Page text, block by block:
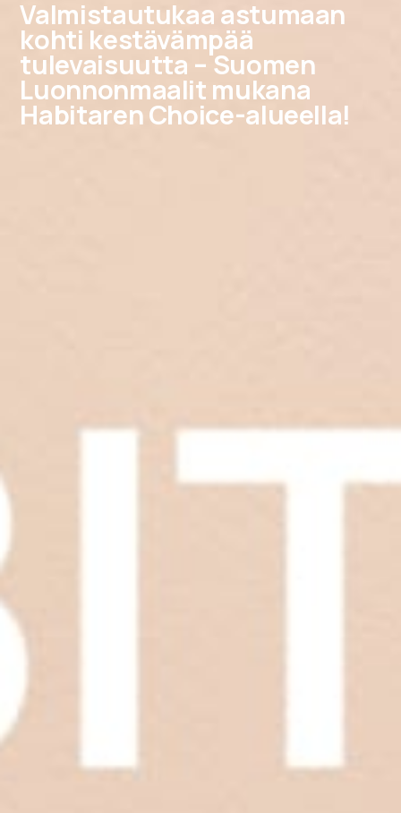
Valmistautukaa astumaan
kohti kestävämpää
tulevaisuutta – Suomen
Luonnonmaalit mukana
Habitaren Choice-alueella!